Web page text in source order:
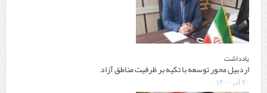
یادداشت
اردبیل محور توسعه با تکیه بر ظرفیت مناطق آزاد
۲۰ آذر ۱۴۰۰